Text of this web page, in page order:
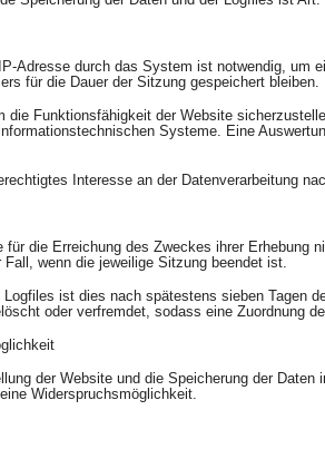
Adresse durch das System ist notwendig, um
für die Dauer der Sitzung gespeichert bleiben.
die Funktionsfähigkeit der Website
Systeme. Eine
Interesse an der Datenverarbeitung
für die Erreichung des Zweckes ihrer Erhebung
wenn die jeweilige Sitzung beendet ist.
ist dies nach spätestens sieben Tagen
oder verfremdet, sodass eine Zuordnung
der Website und die Speicherung der
Widerspruchsmöglichkeit.